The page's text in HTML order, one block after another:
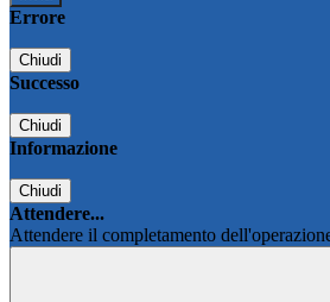
Errore
Chiudi
Successo
Chiudi
Informazione
Chiudi
Attendere...
Attendere il completamento